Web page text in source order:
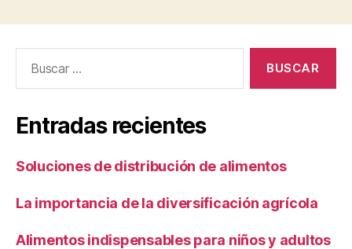
Entradas recientes
Soluciones de distribución de alimentos
La importancia de la diversificación agrícola
Alimentos indispensables para niños y adultos